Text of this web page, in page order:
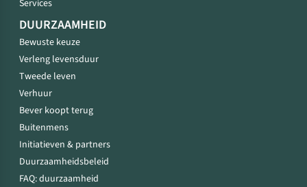
Services
DUURZAAMHEID
Bewuste keuze
Verleng levensduur
Tweede leven
Verhuur
Bever koopt terug
Buitenmens
Initiatieven & partners
Duurzaamheidsbeleid
FAQ: duurzaamheid